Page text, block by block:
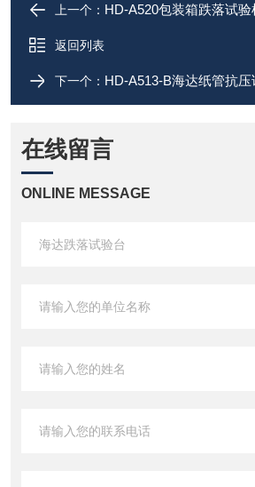
上一个： HD-A520包装箱跌落试验
返回列表
下一个： HD-A513-B海达纸管抗压
在线留言
ONLINE MESSAGE